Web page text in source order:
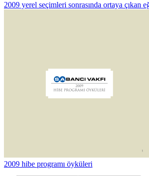
2009 yerel seçimleri sonrasında ortaya çıkan
2009 hibe programı öyküleri